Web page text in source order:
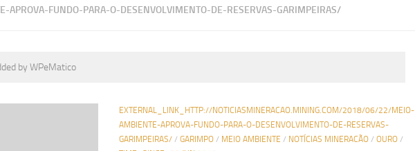
APROVA-FUNDO-PARA-O-DESENVOLVIMENTO-DE-RESERVAS-GARIMPEIRAS/
by WPeMatico
EXTERNAL_LINK_HTTP://NOTICIASMINERACAO.MINING.COM/2018/06/22/MEIO-
AMBIENTE-APROVA-FUNDO-PARA-O-DESENVOLVIMENTO-DE-RESERVAS-
GARIMPEIRAS/ / GARIMPO / MEIO AMBIENTE / NOTÍCIAS MINERACÃO / OURO /